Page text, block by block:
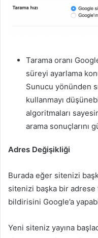
Tarama oranı
süreyi ayarlama
Sunucu yönünden
kullanmayı
algoritmaları
arama sonuçlarını
Adres Değişikliği
Burada eğer sitenizi
sitenizi başka bir adrese
bildirisini Google’a
Yeni siteniz yayına